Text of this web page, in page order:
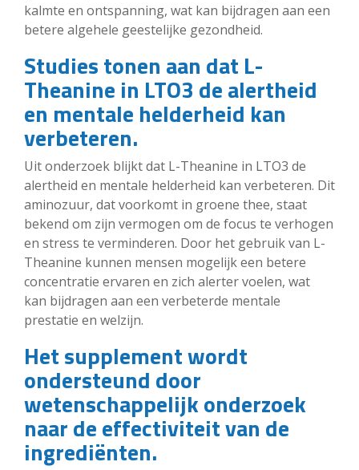
kalmte en ontspanning, wat kan bijdragen aan een
betere algehele geestelijke gezondheid.
Studies tonen aan dat L-
Theanine in LTO3 de alertheid
en mentale helderheid kan
verbeteren.
Uit onderzoek blijkt dat L-Theanine in LTO3 de
alertheid en mentale helderheid kan verbeteren. Dit
aminozuur, dat voorkomt in groene thee, staat
bekend om zijn vermogen om de focus te verhogen
en stress te verminderen. Door het gebruik van L-
Theanine kunnen mensen mogelijk een betere
concentratie ervaren en zich alerter voelen, wat
kan bijdragen aan een verbeterde mentale
prestatie en welzijn.
Het supplement wordt
ondersteund door
wetenschappelijk onderzoek
naar de effectiviteit van de
ingrediënten.